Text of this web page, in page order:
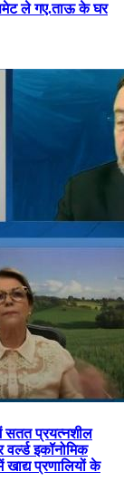
ले गए.ताऊ के घर
सतत प्रयत्नशील
वर्ल्ड इकॉनोमिक
प्रणालियों के